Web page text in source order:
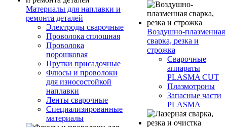
Материалы для наплавки и
ремонта деталей
Электроды сварочные
Проволока сплошная
Проволока
порошковая
Прутки присадочные
Флюсы и проволоки
для износостойкой
наплавки
Ленты сварочные
Специализированные
материалы
Воздушно-плазменная
сварка, резка и
строжка
Сварочные
аппараты
PLASMA CUT
Плазмотроны
Запасные части
PLASMA